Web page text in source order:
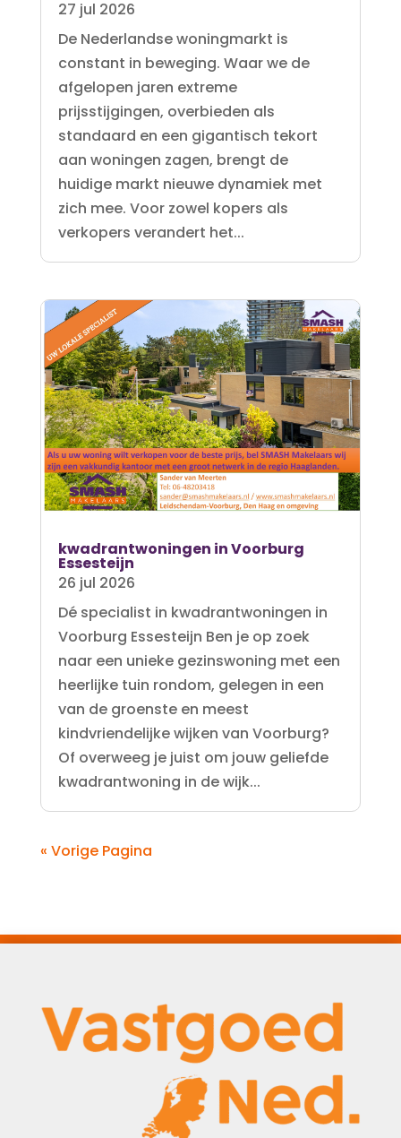
27 jul 2026
De Nederlandse woningmarkt is
constant in beweging. Waar we de
afgelopen jaren extreme
prijsstijgingen, overbieden als
standaard en een gigantisch tekort
aan woningen zagen, brengt de
huidige markt nieuwe dynamiek met
zich mee. Voor zowel kopers als
verkopers verandert het...
kwadrantwoningen in Voorburg
Essesteijn
26 jul 2026
Dé specialist in kwadrantwoningen in
Voorburg Essesteijn Ben je op zoek
naar een unieke gezinswoning met een
heerlijke tuin rondom, gelegen in een
van de groenste en meest
kindvriendelijke wijken van Voorburg?
Of overweeg je juist om jouw geliefde
kwadrantwoning in de wijk...
« Vorige Pagina